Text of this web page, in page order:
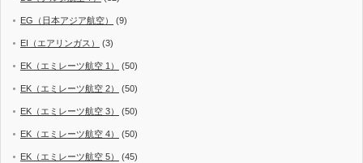
EG（日本アジア航空） (9)
EI（エアリンガス） (3)
EK（エミレーツ航空 1） (50)
EK（エミレーツ航空 2） (50)
EK（エミレーツ航空 3） (50)
EK（エミレーツ航空 4） (50)
EK（エミレーツ航空 5） (45)